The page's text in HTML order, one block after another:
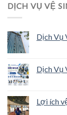
DỊCH VỤ VỆ
Dịch Vụ
Dịch Vụ
Lợi ích